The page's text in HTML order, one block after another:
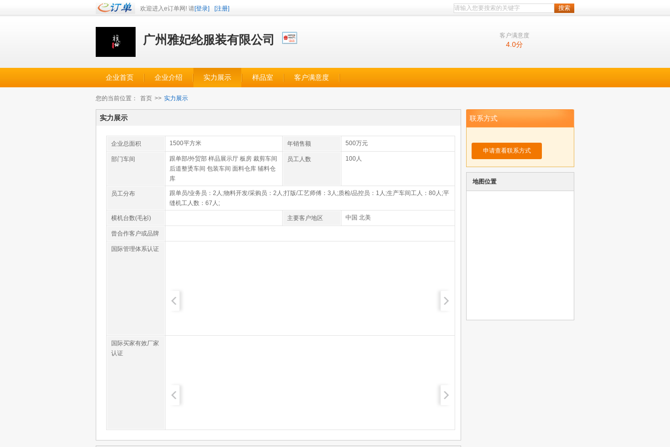
欢迎进入e订单网! 请[登录] [注册]
广州雅妃纶服装有限公司 客户满意度
4.0分
企业首页 企业介绍 实力展示 样品室 客户满意度
您的当前位置： 首页 >> 实力展示
实力展示
企业总面积 1500平方米 年销售额 500万元
部门车间
跟单部/外贸部 样品展示厅 板房 裁剪车间
后道整烫车间 包装车间 面料仓库 辅料仓
库
员工人数 100人
员工分布
跟单员/业务员：2人;物料开发/采购员：2人;打版/工艺师傅：3人;质检/品控员：1人;生产车间工人：80人;平
缝机工人数：67人;
横机台数(毛衫) 主要客户地区 中国 北美
曾合作客户或品牌
国际管理体系认证
国际买家有效厂家
认证
联系方式
申请查看联系方式
地图位置